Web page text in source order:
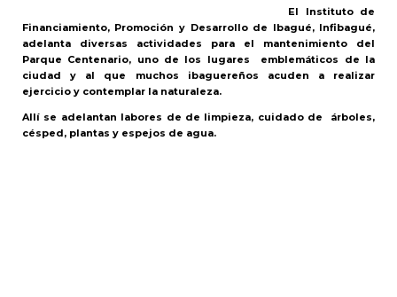
El Instituto de
Financiamiento, Promoción y Desarrollo de Ibagué, Infibagué,
adelanta diversas actividades para el mantenimiento del
Parque Centenario, uno de los lugares emblemáticos de la
ciudad y al que muchos ibaguereños acuden a realizar
ejercicio y contemplar la naturaleza.
Allí se adelantan labores de de limpieza, cuidado de árboles,
césped, plantas y espejos de agua.